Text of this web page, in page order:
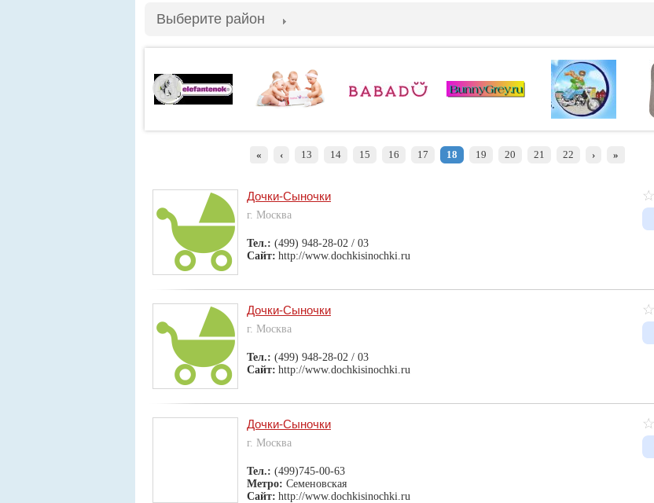
Выберите район
« ‹ 13 14 15 16 17 18 19 20 21 22 › »
Дочки-Сыночки
г. Москва
Тел.: (499) 948-28-02 / 03
Сайт: http://www.dochkisinochki.ru
Дочки-Сыночки
г. Москва
Тел.: (499) 948-28-02 / 03
Сайт: http://www.dochkisinochki.ru
Дочки-Сыночки
г. Москва
Тел.: (499)745-00-63
Метро: Семеновская
Сайт: http://www.dochkisinochki.ru​